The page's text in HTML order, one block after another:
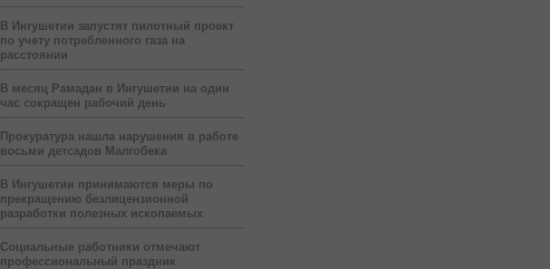
В Ингушетии запустят пилотный проект
по учету потребленного газа на
расстоянии
В месяц Рамадан в Ингушетии на один
час сокращен рабочий день
Прокуратура нашла нарушения в работе
восьми детсадов Малгобека
В Ингушетии принимаются меры по
прекращению безлицензионной
разработки полезных ископаемых
Социальные работники отмечают
профессиональный праздник